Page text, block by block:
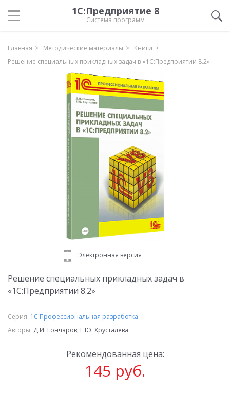
1С:Предприятие 8
Система программ
Главная Методические материалы
Книги
Решение специальных прикладных задач в «1С:Предприятии 8.2»
Решение специальных прикладных задач в
«1С:Предприятии 8.2»
Электронная версия
Серия: 1С:Профессиональная разработка
Авторы: Д.И. Гончаров, Е.Ю. Хрусталева
Рекомендованная цена:
145 руб.